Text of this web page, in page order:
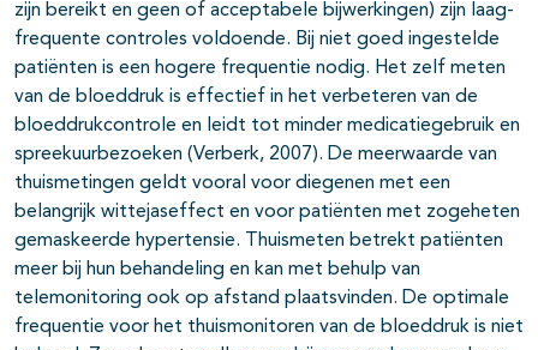
zijn bereikt en geen of acceptabele bijwerkingen) zijn laag-
frequente controles voldoende. Bij niet goed ingestelde
patiënten is een hogere frequentie nodig. Het zelf meten
van de bloeddruk is effectief in het verbeteren van de
bloeddrukcontrole en leidt tot minder medicatiegebruik en
spreekuurbezoeken (Verberk, 2007). De meerwaarde van
thuismetingen geldt vooral voor diegenen met een
belangrijk wittejaseffect en voor patiënten met zogeheten
gemaskeerde hypertensie. Thuismeten betrekt patiënten
meer bij hun behandeling en kan met behulp van
telemonitoring ook op afstand plaatsvinden. De optimale
frequentie voor het thuismonitoren van de bloeddruk is niet